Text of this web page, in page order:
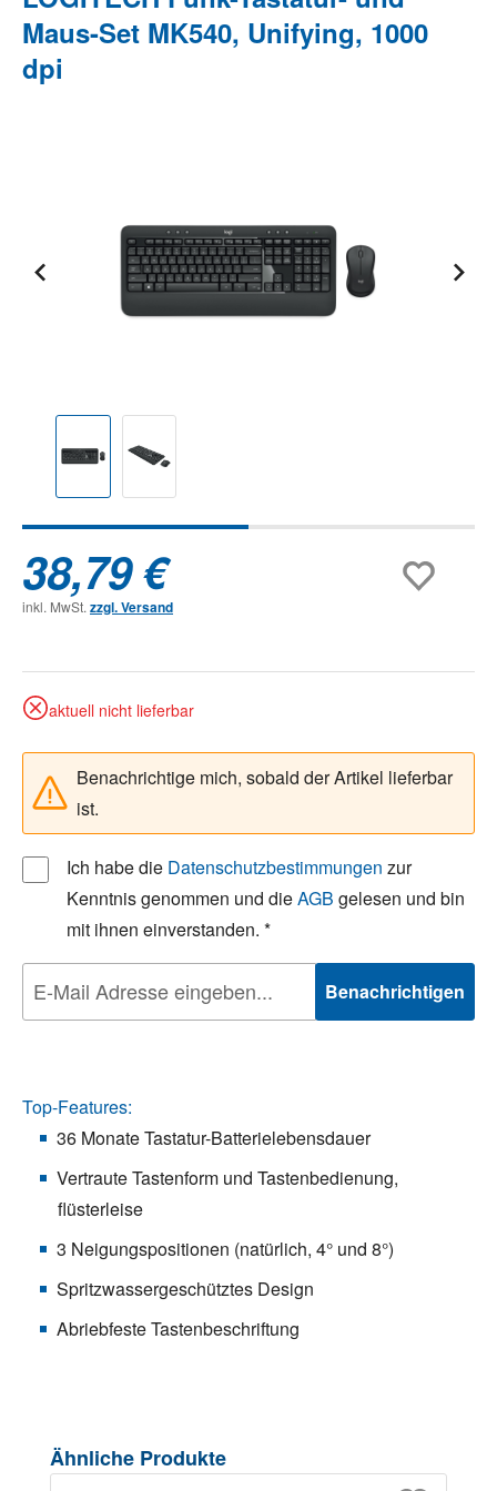
Maus-Set MK540, Unifying, 1000
dpi
38,79 €
inkl. MwSt. zzgl. Versand
aktuell nicht lieferbar
Benachrichtige mich, sobald der Artikel lieferbar
ist.
Ich habe die Datenschutzbestimmungen zur
Kenntnis genommen und dieAGB gelesen und bin
mit ihnen einverstanden. *
Benachrichtigen
Top-Features:
36 Monate Tastatur-Batterielebensdauer
Vertraute Tastenform und Tastenbedienung,
flüsterleise
3 Neigungspositionen (natürlich, 4° und 8°)
Spritzwassergeschütztes Design
Abriebfeste Tastenbeschriftung
Produktgalerie überspringen
Ähnliche Produkte